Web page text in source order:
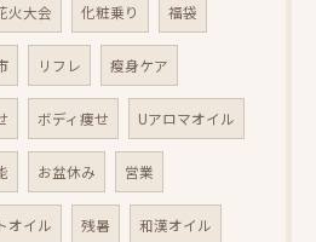
火大会 化粧乗り 福袋
リフレ 瘦身ケア
ボディ痩せ Uアロマオイル
お盆休み 営業
オイル 残暑 和漢オイル